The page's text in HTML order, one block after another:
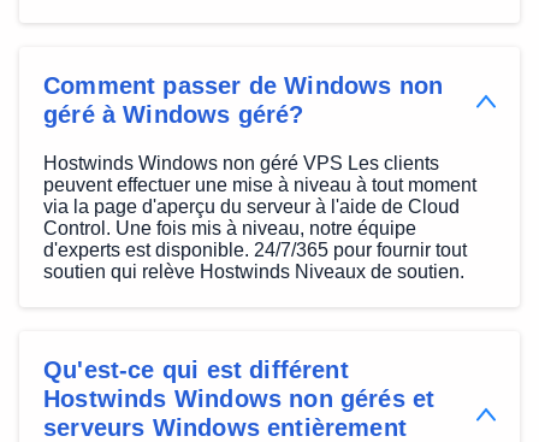
Comment passer de Windows non
géré à Windows géré?
Hostwinds Windows non géré VPS Les clients
peuvent effectuer une mise à niveau à tout moment
via la page d'aperçu du serveur à l'aide de Cloud
Control. Une fois mis à niveau, notre équipe
d'experts est disponible. 24/7/365 pour fournir tout
soutien qui relève Hostwinds Niveaux de soutien.
Qu'est-ce qui est différent
Hostwinds Windows non gérés et
serveurs Windows entièrement